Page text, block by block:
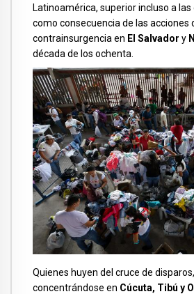
Latinoamérica, superior incluso a
como consecuencia de las acciones
contrainsurgencia en El Salvador y
década de los ochenta.
Quienes huyen del cruce de
concentrándose en Cúcuta, Tibú y